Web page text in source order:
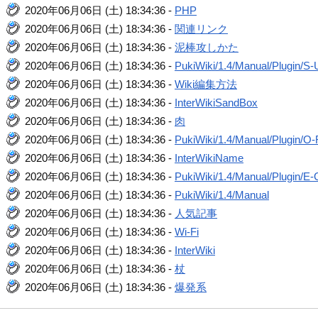
2020年06月06日 (土) 18:34:36 - PHP
2020年06月06日 (土) 18:34:36 - 関連リンク
2020年06月06日 (土) 18:34:36 -泥棒攻しかた
2020年06月06日 (土) 18:34:36 - PukiWiki/1.4/Manual/Plugin/S-
2020年06月06日 (土) 18:34:36 -Wiki編集方法
2020年06月06日 (土) 18:34:36 - InterWikiSandBox
2020年06月06日 (土) 18:34:36 - 肉
2020年06月06日 (土) 18:34:36 - PukiWiki/1.4/Manual/Plugin/O-
2020年06月06日 (土) 18:34:36 - InterWikiName
2020年06月06日 (土) 18:34:36 - PukiWiki/1.4/Manual/Plugin/E-
2020年06月06日 (土) 18:34:36 - PukiWiki/1.4/Manual
2020年06月06日 (土) 18:34:36 - 人気記事
2020年06月06日 (土) 18:34:36 -Wi-Fi
2020年06月06日 (土) 18:34:36 - InterWiki
2020年06月06日 (土) 18:34:36 -杖
2020年06月06日 (土) 18:34:36 -爆発系